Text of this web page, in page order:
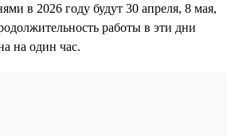
в 2026 году будут 30 апреля, 8 мая,
работы в эти дни
на один час.